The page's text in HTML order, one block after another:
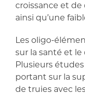
croissance et
ainsi qu’une
Les oligo-
sur la santé et
Plusieurs
portant sur la
de truies avec